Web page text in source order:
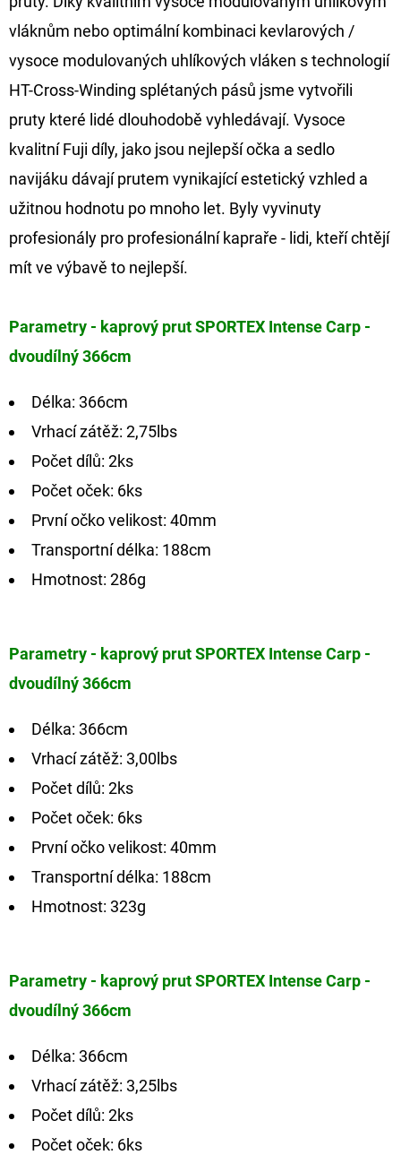
vláknům nebo optimální kombinaci kevlarových /
vysoce modulovaných uhlíkových vláken s technologií
HT-Cross-Winding splétaných pásů jsme vytvořili
pruty které lidé dlouhodobě vyhledávají. Vysoce
kvalitní Fuji díly, jako jsou nejlepší očka a sedlo
navijáku dávají prutem vynikající estetický vzhled a
užitnou hodnotu po mnoho let. Byly vyvinuty
profesionály pro profesionální kapraře - lidi, kteří chtějí
mít ve výbavě to nejlepší.
Parametry - kaprový prut SPORTEX Intense Carp -
dvoudílný 366cm
Délka: 366cm
Vrhací zátěž: 2,75lbs
Počet dílů: 2ks
Počet oček: 6ks
První očko velikost: 40mm
Transportní délka: 188cm
Hmotnost: 286g
Parametry - kaprový prut SPORTEX Intense Carp -
dvoudílný 366cm
Délka: 366cm
Vrhací zátěž: 3,00lbs
Počet dílů: 2ks
Počet oček: 6ks
První očko velikost: 40mm
Transportní délka: 188cm
Hmotnost: 323g
Parametry - kaprový prut SPORTEX Intense Carp -
dvoudílný 366cm
Délka: 366cm
Vrhací zátěž: 3,25lbs
Počet dílů: 2ks
Počet oček: 6ks